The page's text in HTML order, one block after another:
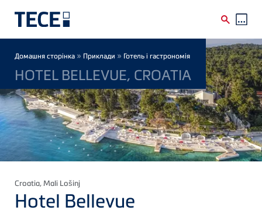
Breadcrumb
Домашня сторінка » Приклади » Готель і гастрономія
HOTEL BELLEVUE, CROATIA
Croatia, Mali Lošinj
Hotel Bellevue